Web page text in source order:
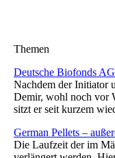
Themen
Deutsche Biofonds
Nachdem der Initiator
Demir, wohl noch vor
sitzt er seit kurzem
German Pellets –
Die Laufzeit der im